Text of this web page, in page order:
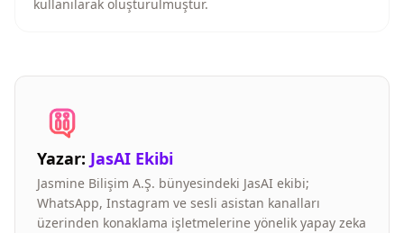
kullanılarak oluşturulmuştur.
Yazar: JasAI Ekibi
Jasmine Bilişim A.Ş. bünyesindeki JasAI ekibi;
WhatsApp, Instagram ve sesli asistan kanalları
üzerinden konaklama işletmelerine yönelik yapay zeka